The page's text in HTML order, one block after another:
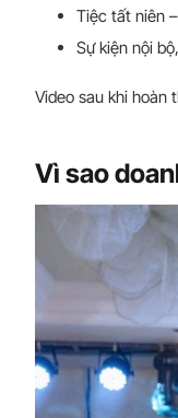
Tiệc tất niên
Sự kiện nội
Video sau khi hoàn
Vì sao